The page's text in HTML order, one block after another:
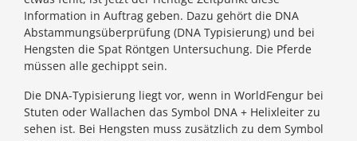
Information in Auftrag geben. Dazu gehört die DNA
Abstammungsüberprüfung (DNA Typisierung) und bei
Hengsten die Spat Röntgen Untersuchung. Die Pferde
müssen alle gechippt sein.
Die DNA-Typisierung liegt vor, wenn in WorldFengur bei
Stuten oder Wallachen das Symbol DNA + Helixleiter zu
sehen ist. Bei Hengsten muss zusätzlich zu dem Symbol